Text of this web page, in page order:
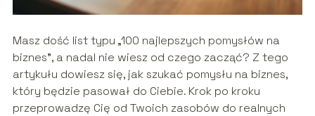
Masz dość list typu „100 najlepszych pomysłów na
biznes”, a nadal nie wiesz od czego zacząć? Z tego
artykułu dowiesz się, jak szukać pomysłu na biznes,
który będzie pasował do Ciebie. Krok po kroku
przeprowadzę Cię od Twoich zasobów do realnych